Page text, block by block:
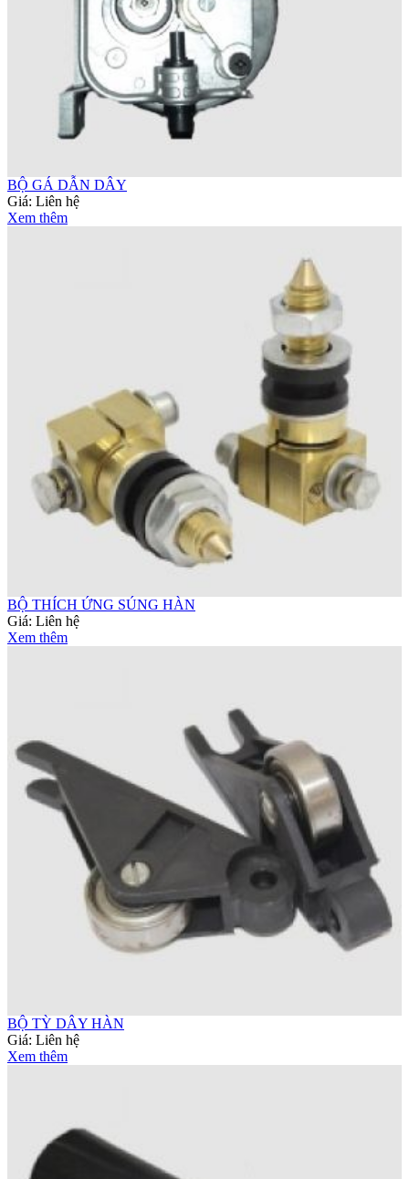
BỘ GÁ DẪN DÂY
Giá: Liên hệ
Xem thêm
BỘ THÍCH ỨNG SÚNG HÀN
Giá: Liên hệ
Xem thêm
BỘ TỲ DÂY HÀN
Giá: Liên hệ
Xem thêm